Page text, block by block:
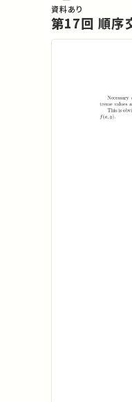
資料あり
第17